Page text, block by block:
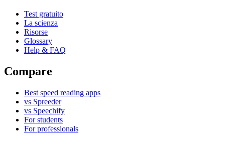
Test gratuito
La scienza
Risorse
Glossary
Help & FAQ
Compare
Best speed reading apps
vs Spreeder
vs Speechify
For students
For professionals